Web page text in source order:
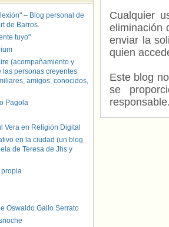
Cualquier
eliminación
enviar la
quien
Este blog
se
– Blog personal de
de Barros.
tuyo"
(acompañamiento y
las personas creyentes
amigos, conocidos,
Pagola
Vera en Religión Digital
en la ciudad (un blog
de Teresa de Jhs y
Oswaldo Gallo Serrato